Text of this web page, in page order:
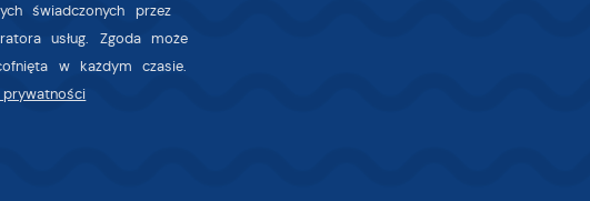
świadczonych przez
usług. Zgoda może
w każdym czasie.